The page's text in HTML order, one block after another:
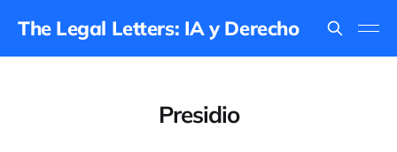
The Legal Letters: IA y Derecho
Presidio